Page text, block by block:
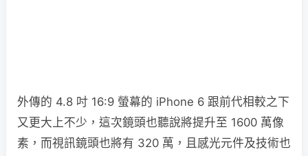
外傳的 4.8 吋 16:9 螢幕的 iPhone 6 跟前代相較之下
又更大上不少，這次鏡頭也聽說將提升至 1600 萬像
素，而視訊鏡頭也將有 320 萬，且感光元件及技術也